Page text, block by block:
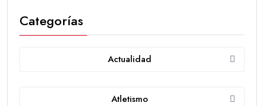
Categorías
Actualidad
Atletismo